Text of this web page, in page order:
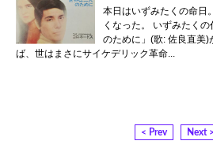
本日はいずみたくの命日
くなった。 いずみたく
のために」(歌: 佐良直美)
ば、世はまさにサイケデリック革命...
< Prev Next >